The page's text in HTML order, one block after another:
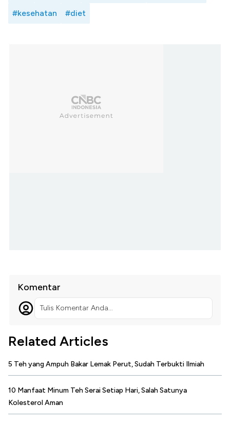
#kesehatan #diet
Komentar
Tulis Komentar Anda...
Related Articles
5 Teh yang Ampuh Bakar Lemak Perut, Sudah Terbukti Ilmiah
10 Manfaat Minum Teh Serai Setiap Hari, Salah Satunya
Kolesterol Aman